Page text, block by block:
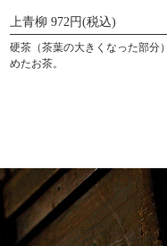
上青柳 972円(税込)
硬茶（茶葉の大きくなった部分
めたお茶。